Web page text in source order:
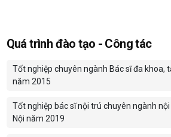
Quá trình đào tạo - Công tác
Tốt nghiệp chuyên ngành Bác sĩ đa khoa,
năm 2015
Tốt nghiệp bác sĩ nội trú chuyên ngành
Nội năm 2019